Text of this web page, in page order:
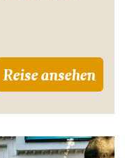
Reise ansehen